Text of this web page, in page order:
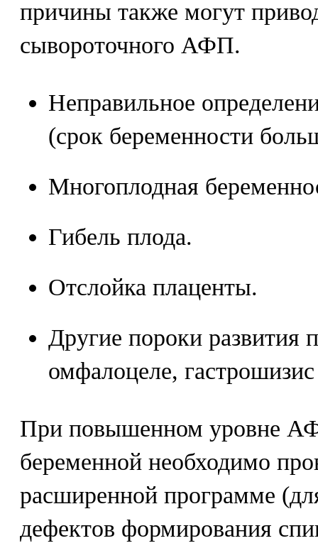
причины также могут
сывороточного АФП.
Неправильное
(срок беременности
Многоплодная
Гибель плода.
Отслойка плаценты.
Другие пороки развития
омфалоцеле,
При повышенном уровне
беременной необходимо
расширенной программе
дефектов формирования